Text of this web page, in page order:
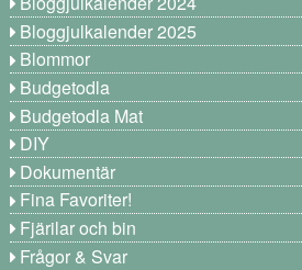
Bloggjulkalender 2025
Blommor
Budgetodla
Budgetodla Mat
DIY
Dokumentär
Fina Favoriter!
Fjärilar och bin
Frågor & Svar